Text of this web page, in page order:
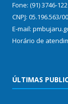
Fone: (91) 3746-
CNPJ: 05.196.563/
E-mail:
Horário de
ÚLTIMAS